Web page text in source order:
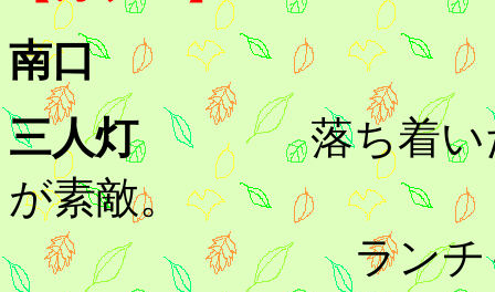
南口
三人灯落ち着
が素敵。
ランチも900円